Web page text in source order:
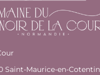
Saint-Maurice-en-Cotentin